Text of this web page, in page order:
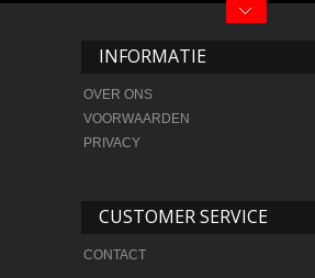
INFORMATIE
OVER ONS
VOORWAARDEN
PRIVACY
CUSTOMER SERVICE
CONTACT